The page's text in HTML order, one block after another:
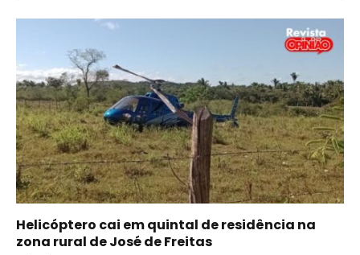
Helicóptero cai em quintal de residência na
zona rural de José de Freitas